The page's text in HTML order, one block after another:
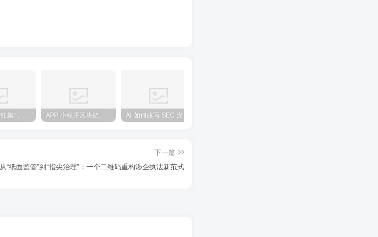
预制菜赛道“狂飙”，郑州万邦如何重塑农批市场新生态？ APP 小程序区块链：能否在 2025 年彻底重塑全域营销信任生态？ AI 如何改写 SEO 游戏规则？2025 全域营销关键词布局实战指南
下一篇
从“纸面监管”到“指尖治理”：一个二维码重构涉企执法新范式